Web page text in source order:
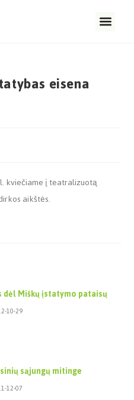
eisena
kviečiame į teatralizuotą
aikštės.
dėl Miškų įstatymo pataisų
10-29
sąjungų mitinge
12-07